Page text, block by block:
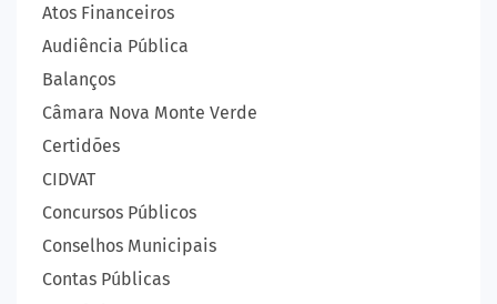
Atos Financeiros
Audiência Pública
Balanços
Câmara Nova Monte Verde
Certidões
CIDVAT
Concursos Públicos
Conselhos Municipais
Contas Públicas